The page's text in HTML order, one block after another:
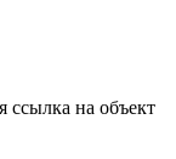
ссылка на объект